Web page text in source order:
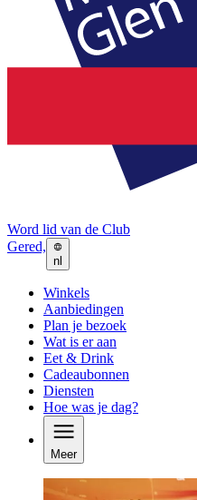
Word lid van de Club
Gered,
nl
Winkels
Aanbiedingen
Plan je bezoek
Wat is er aan
Eet & Drink
Cadeaubonnen
Diensten
Hoe was je dag?
Meer